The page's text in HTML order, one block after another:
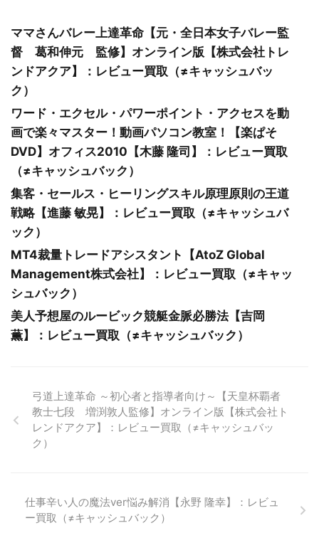
ママさんバレー上達革命【元・全日本女子バレー監
督 葛和伸元 監修】オンライン版【株式会社トレ
ンドアクア】：レビュー買取（≠キャッシュバッ
ク）
ワード・エクセル・パワーポイント・アクセスを動
画で楽々マスター！動画パソコン教室！【楽ぱそ
DVD】オフィス2010【木藤 隆司】：レビュー買取
（≠キャッシュバック）
集客・セールス・ヒーリングスキル原理原則の王道
戦略【進藤 敏晃】：レビュー買取（≠キャッシュバ
ック）
MT4裁量トレードアシスタント【AtoZ Global
Management株式会社】：レビュー買取（≠キャッ
シュバック）
美人予想屋のルービック競艇金脈必勝法【吉岡
薫】：レビュー買取（≠キャッシュバック）
弓道上達革命 ～初心者と指導者向け～【天皇杯覇者
教士七段 増渕敦人監修】オンライン版【株式会社ト
レンドアクア】：レビュー買取（≠キャッシュバッ
ク）
仕事辛い人の魔法ver悩み解消【永野 隆幸】：レビュ
ー買取（≠キャッシュバック）